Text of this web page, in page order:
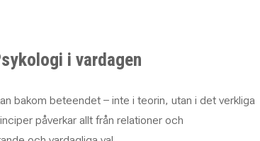
i vardagen
bakom beteendet – inte i teorin, utan i det verkliga
påverkar allt från relationer och